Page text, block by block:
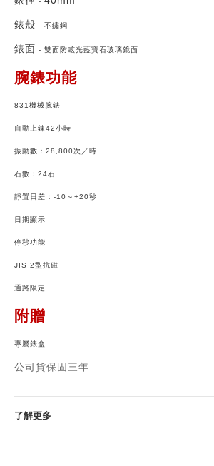
錶殼 - 不鏽鋼
錶面 - 雙面防眩光藍寶石玻璃鏡面
腕錶功能
831機械腕錶
自動上鍊42小時
振動數：28,800次／時
石數：24石
靜置日差：-10～+20秒
日期顯示
停秒功能
JIS 2型抗磁
通路限定
附贈
專屬錶盒
公司貨保固三年
了解更多